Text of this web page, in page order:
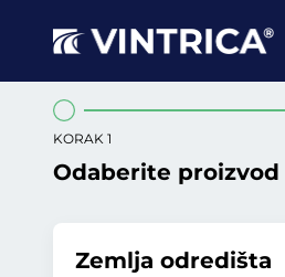
KORAK 1
Odaberite proizvod
Zemlja odredišta